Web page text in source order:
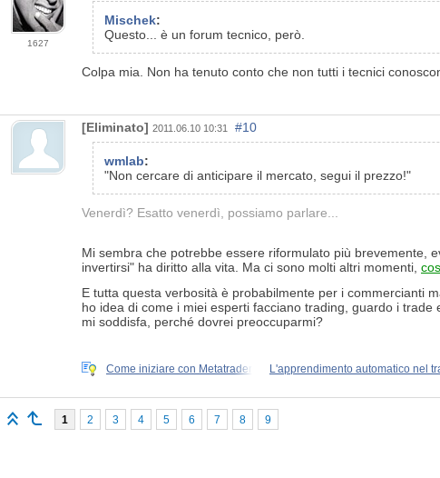
1627
Mischek:
Questo... è un forum tecnico, però.
Colpa mia. Non ha tenuto conto che non tutti i tecnici
[Eliminato] 2011.06.10 10:31 #10
wmlab:
"Non cercare di anticipare il mercato, segui il prezzo!"
Venerdì? Esatto venerdì, possiamo parlare...
Mi sembra che potrebbe essere riformulato più brevemente,
invertirsi" ha diritto alla vita. Ma ci sono molti altri momenti,
E tutta questa verbosità è probabilmente per i commercianti
ho idea di come i miei esperti facciano trading, guardo i
mi soddisfa, perché dovrei preoccuparmi?
Come iniziare con Metatrader L'apprendimento automatico nel
1 2 3 4 5 6 7 8 9